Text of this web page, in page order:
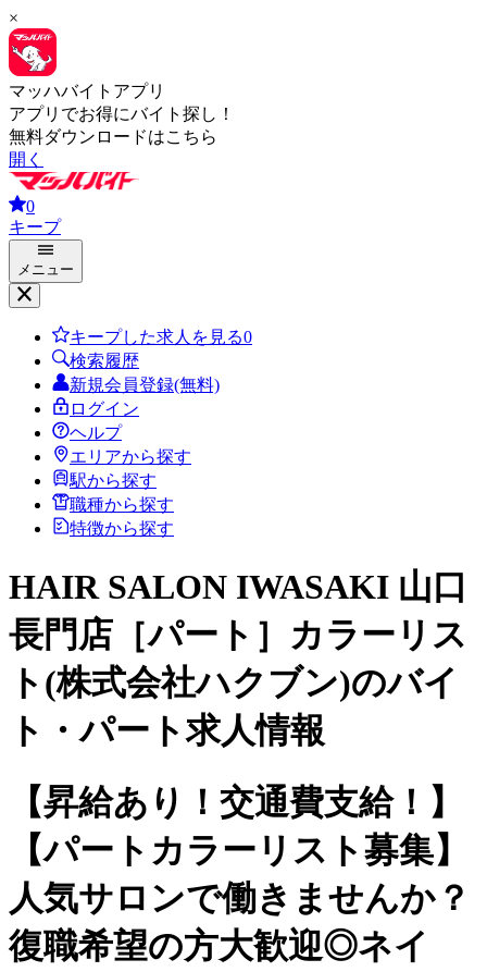
×
マッハバイトアプリ
アプリでお得にバイト探し！
無料ダウンロードはこちら
開く
0
キープ
メニュー
キープした求人を見る0
検索履歴
新規会員登録(無料)
ログイン
ヘルプ
エリアから探す
駅から探す
職種から探す
特徴から探す
HAIR SALON IWASAKI 山口
長門店［パート］カラーリス
ト(株式会社ハクブン)のバイ
ト・パート求人情報
【昇給あり！交通費支給！】
【パートカラーリスト募集】
人気サロンで働きませんか？
復職希望の方大歓迎◎ネイ